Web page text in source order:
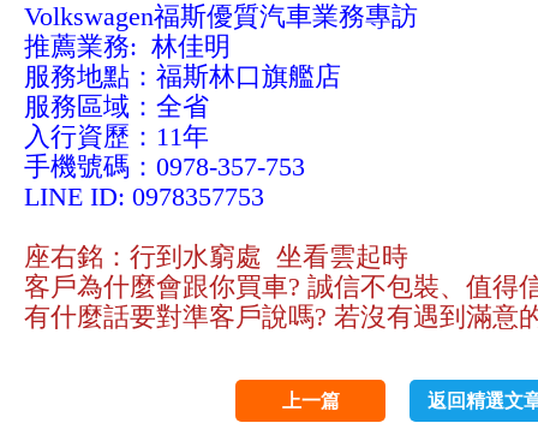
Volkswagen福斯優質汽車業務專訪
推薦業務: 林佳明
服務地點：福斯林口旗艦店
服務區域：全省
入行資歷：11年
手機號碼：0978-357-753
LINE ID: 0978357753
座右銘：行到水窮處 坐看雲起時
客戶為什麼會跟你買車? 誠信不包裝、值得
有什麼話要對準客戶說嗎? 若沒有遇到滿意
上一篇 返回精選文